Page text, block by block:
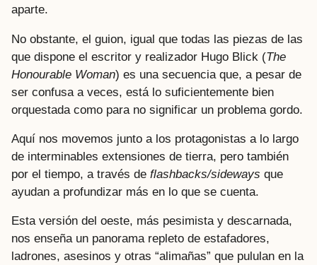
aparte.
No obstante, el guion, igual que todas las piezas de las
que dispone el escritor y realizador Hugo Blick (The
Honourable Woman) es una secuencia que, a pesar de
ser confusa a veces, está lo suficientemente bien
orquestada como para no significar un problema gordo.
Aquí nos movemos junto a los protagonistas a lo largo
de interminables extensiones de tierra, pero también
por el tiempo, a través de flashbacks/sideways que
ayudan a profundizar más en lo que se cuenta.
Esta versión del oeste, más pesimista y descarnada,
nos enseña un panorama repleto de estafadores,
ladrones, asesinos y otras “alimañas” que pululan en la